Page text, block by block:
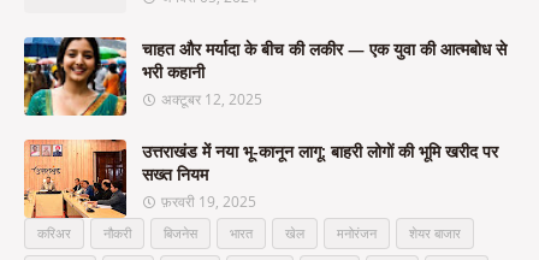
चाहत और मर्यादा के बीच की लकीर — एक युवा की आत्मबोध से
भरी कहानी
अक्टूबर 12, 2025
उत्तराखंड में नया भू-कानून लागू: बाहरी लोगों की भूमि खरीद पर
सख्त नियम
फ़रवरी 19, 2025
करिअर नौकरी बिजनेस भारत खेल मनोरंजन शेयर बाजार